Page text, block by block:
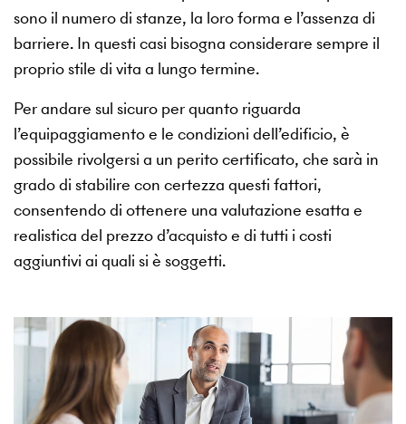
sono il numero di stanze, la loro forma e l’assenza di
barriere. In questi casi bisogna considerare sempre il
proprio stile di vita a lungo termine.
Per andare sul sicuro per quanto riguarda
l’equipaggiamento e le condizioni dell’edificio, è
possibile rivolgersi a un perito certificato, che sarà in
grado di stabilire con certezza questi fattori,
consentendo di ottenere una valutazione esatta e
realistica del prezzo d’acquisto e di tutti i costi
aggiuntivi ai quali si è soggetti.